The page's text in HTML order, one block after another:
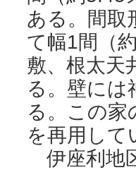
ある。間取
て幅1間（
敷、根太天
る。壁には
る。この家
を再用して
伊座利地